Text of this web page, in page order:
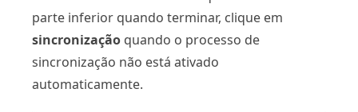
parte inferior quando terminar, clique em
sincronização quando o processo de
sincronização não está ativado
automaticamente.